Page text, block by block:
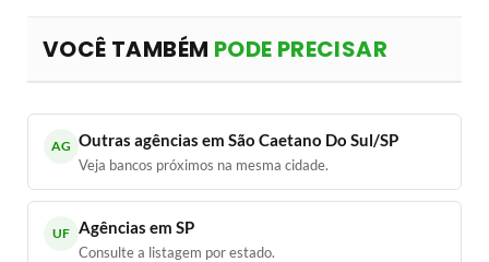
VOCÊ TAMBÉM PODE PRECISAR
AG Outras agências em São Caetano Do Sul/SP
Veja bancos próximos na mesma cidade.
UF Agências em SP
Consulte a listagem por estado.